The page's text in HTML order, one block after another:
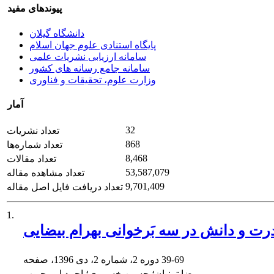
پیوندهای مفید
دانشگاه گیلان
پایگاه استنادی علوم جهان اسلام
سامانه ارزیابی نشریات علمی
سامانه جامع رسانه های کشور
وزارت علوم، تحقیقات و فناوری
آمار
تعداد نشریات
32
تعداد شماره‌ها
868
تعداد مقالات
8,468
تعداد مشاهده مقاله
53,587,079
تعداد دریافت فایل اصل مقاله 9,701,409
1.
و دانش در سه ‌بَرخوانی بهرام بیضایی
39-69